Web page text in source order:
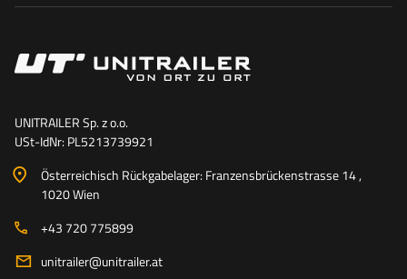
UNITRAILER Sp. z o.o.
USt-IdNr: PL5213739921
Österreichisch Rückgabelager: Franzensbrückenstrasse 14 ,
1020 Wien
+43 720 775899
unitrailer@unitrailer.at